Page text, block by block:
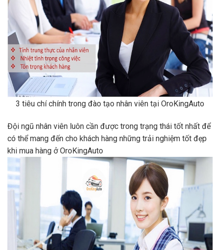
3 tiêu chí chính trong đào tạo nhân viên tại OroKingAuto
Đội ngũ nhân viên luôn cần được trong trạng thái tốt nhất để
có thể mang đến cho khách hàng những trải nghiệm tốt đẹp
khi mua hàng ở OroKingAuto